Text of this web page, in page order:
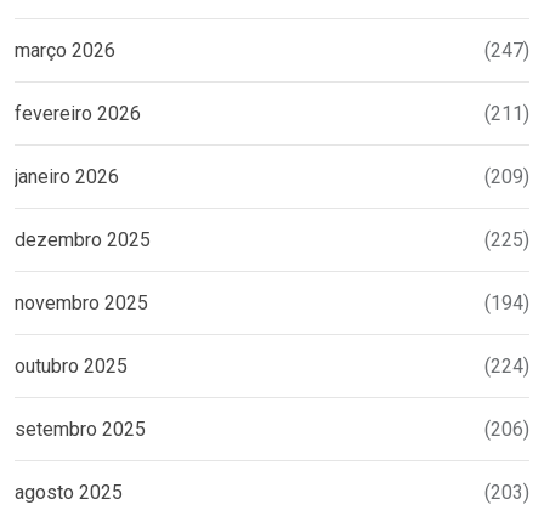
março 2026 (247)
fevereiro 2026 (211)
janeiro 2026 (209)
dezembro 2025 (225)
novembro 2025 (194)
outubro 2025 (224)
setembro 2025 (206)
agosto 2025 (203)